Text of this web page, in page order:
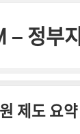
– 정부
제도 요